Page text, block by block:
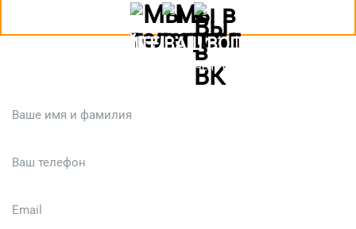
ЗАДАЙТЕ ВАШ ВОПРОС
Или кратко опишите ситуацию. Мы очень быстро свяжемся с вами